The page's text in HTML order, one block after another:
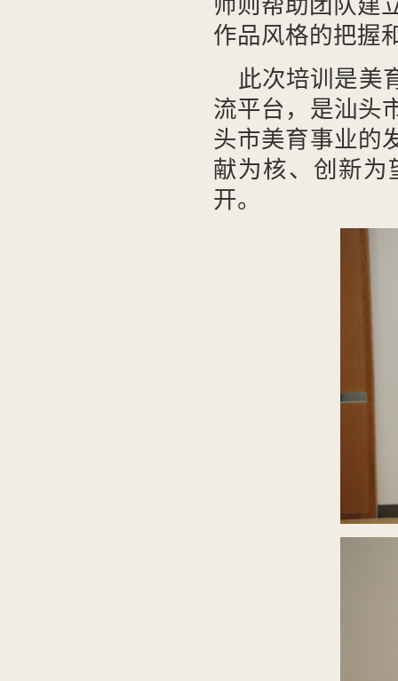
师则帮助团队建
作品风格的把握
此次培训是美
流平台，是汕头
头市美育事业的
献为核、创新为
开。